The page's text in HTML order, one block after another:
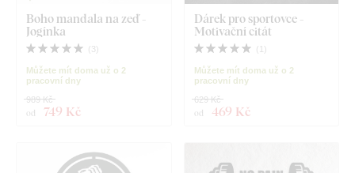
Boho mandala na zeď -
Jogínka
( 3)
Můžete mít doma už o 2
pracovní dny
od 749 Kč
989 Kč
Dárek pro sportovce -
Motivační citát
( 1 )
Můžete mít doma už o 2
pracovní dny
od 469 Kč
629 Kč